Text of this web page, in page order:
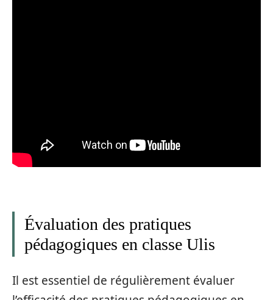
Évaluation des pratiques
pédagogiques en classe Ulis
Il est essentiel de régulièrement évaluer